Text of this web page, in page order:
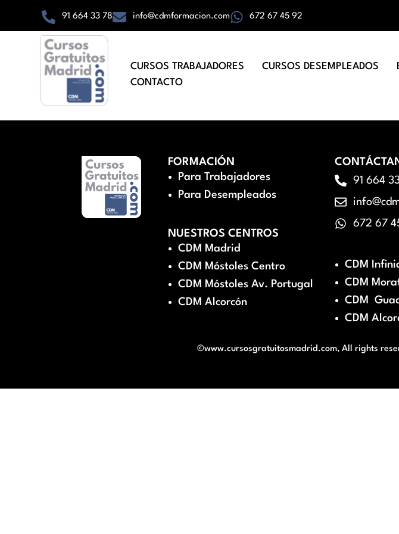
91 664 33 78 info@cdmformacion.com 672 67 45 92
CURSOS TRABAJADORES CURSOS DESEMPLEADOS
CONTACTO
FORMACIÓN
Para Trabajadores
Para Desempleados
NUESTROS CENTROS
CDM Madrid
CDM Móstoles Centro
CDM Móstoles Av. Portugal
CDM Alcorcón
91 664
672 67
CDM
CDM
CDM
CDM
©www.cursosgratuitosmadrid.com, All rights